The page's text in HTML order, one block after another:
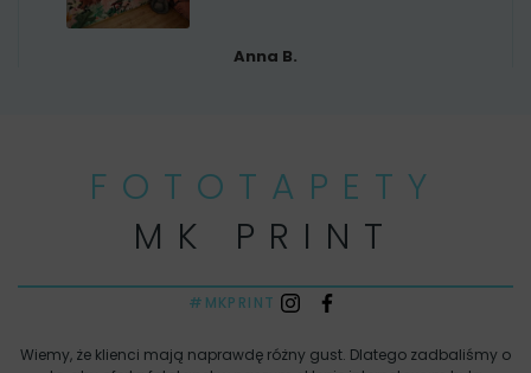
Anna B.
FOTOTAPETY
MK PRINT
#MKPRINT
Wiemy, że klienci mają naprawdę różny gust. Dlatego zadbaliśmy o